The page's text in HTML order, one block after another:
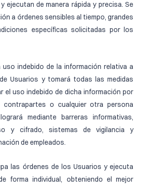
ejecutan de manera rápida y precisa. Se
a órdenes sensibles al tiempo, grandes
específicas solicitadas por los
uso indebido de la información relativa a
Usuarios y tomará todas las medidas
el uso indebido de dicha información por
contrapartes o cualquier otra persona
mediante barreras informativas,
y cifrado, sistemas de vigilancia y
de empleados.
las órdenes de los Usuarios y ejecuta
forma individual, obteniendo el mejor